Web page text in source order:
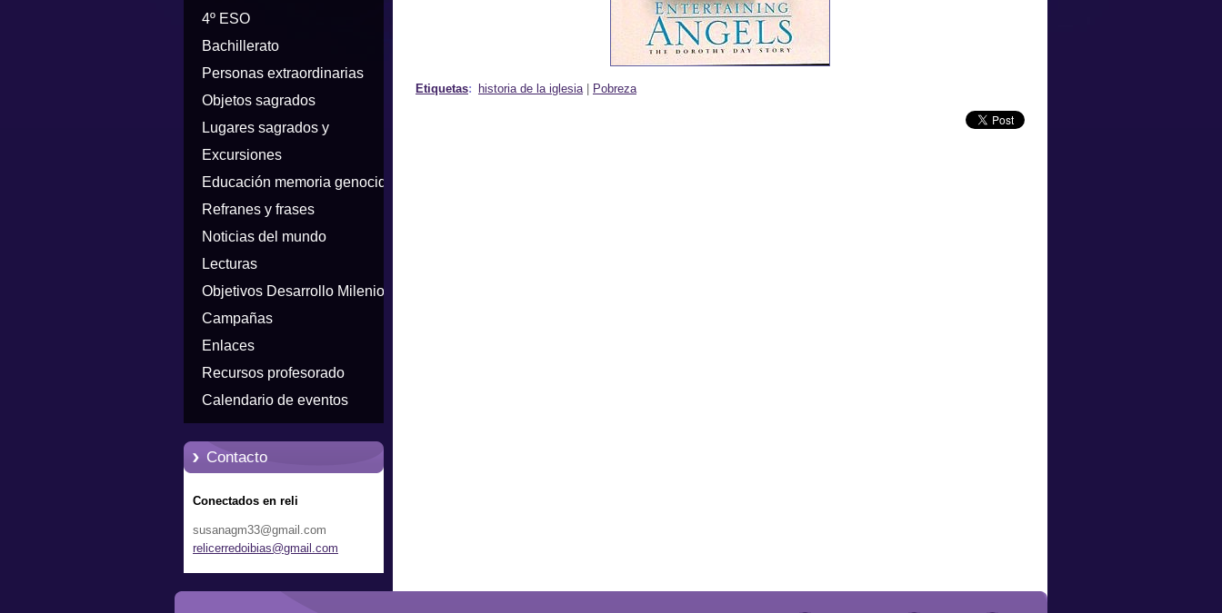
4º ESO
Bachillerato
Personas extraordinarias
Objetos sagrados
Lugares sagrados y
peregrinaciones
Excursiones
Educación memoria genocidios
Refranes y frases
Noticias del mundo
Lecturas
Objetivos Desarrollo Milenio
Campañas
Enlaces
Recursos profesorado
Calendario de eventos
Contacto
Conectados en reli
susanagm33@gmail.com
relicerredoibias@gmail.com
Etiquetas: historia de la iglesia Pobreza